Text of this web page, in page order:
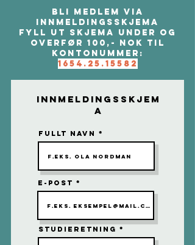
Bli medlem vIA
INNMELDINGSSKJEMA
Fyll ut skjema under og
overfør 100,- nok til
kontonummer:
1654.25.15582
Innmeldingsskjem
a
Fullt navn
E-post
Studieretning